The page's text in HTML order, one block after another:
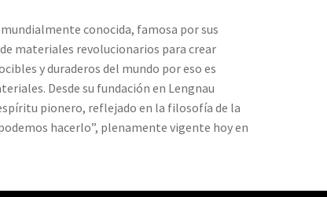
conocida, famosa por sus
materiales revolucionarios para crear
y duraderos del mundo por eso es
Desde su fundación en Lengnau
pionero, reflejado en la filosofía de la
hacerlo”, plenamente vigente hoy en